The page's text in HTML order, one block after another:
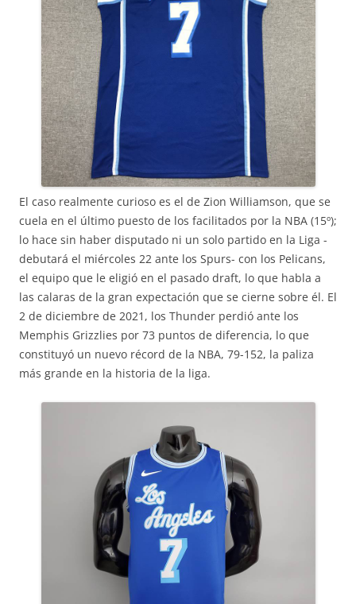
El caso realmente curioso es el de Zion Williamson, que se
cuela en el último puesto de los facilitados por la NBA (15º);
lo hace sin haber disputado ni un solo partido en la Liga -
debutará el miércoles 22 ante los Spurs- con los Pelicans,
el equipo que le eligió en el pasado draft, lo que habla a
las calaras de la gran expectación que se cierne sobre él. El
2 de diciembre de 2021, los Thunder perdió ante los
Memphis Grizzlies por 73 puntos de diferencia, lo que
constituyó un nuevo récord de la NBA, 79-152, la paliza
más grande en la historia de la liga.